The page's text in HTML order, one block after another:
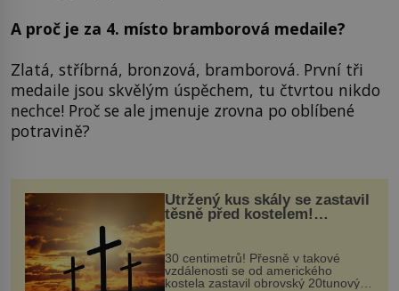
A proč je za 4. místo bramborová medaile?
Zlatá, stříbrná, bronzová, bramborová. První tři
medaile jsou skvělým úspěchem, tu čtvrtou nikdo
nechce! Proč se ale jmenuje zrovna po oblíbené
potravině?
Utržený kus skály se zastavil
těsně před kostelem!
Ochránila ho boží síla?
30 centimetrů! Přesně v takové
vzdálenosti se od amerického
kostela zastavil obrovský 20tunový